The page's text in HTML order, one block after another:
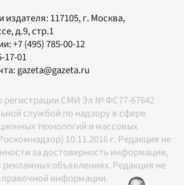
издателя: 117105, г. Москва,
д.9, стр.1
+7 (495) 785-00-12
17-01
gazeta@gazeta.ru
регистрации СМИ Эл № ФС77-67642
службой по надзору в сфере
технологий и массовых
10.11.2016 г. Редакция не
за достоверность информации,
объявлениях. Редакция не
информации.